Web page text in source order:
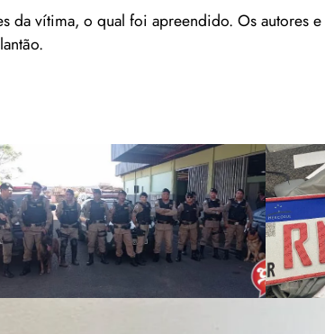
da vítima, o qual foi apreendido. Os autores